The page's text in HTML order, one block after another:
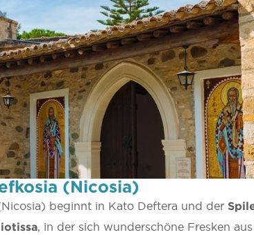
(Nicosia)
beginnt in Kato Deftera und der
, in der sich wunderschöne Fresken